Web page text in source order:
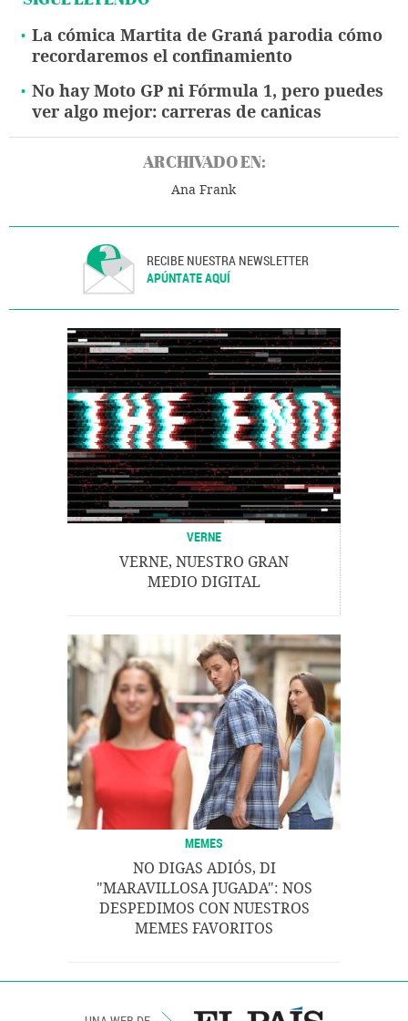
La cómica Martita de Graná parodia cómo
recordaremos el confinamiento
No hay Moto GP ni Fórmula 1, pero puedes
ver algo mejor: carreras de canicas
ARCHIVADO EN:
Ana Frank
RECIBE NUESTRA NEWSLETTER
APÚNTATE AQUÍ
VERNE
VERNE, NUESTRO GRAN
MEDIO DIGITAL
MEMES
NO DIGAS ADIÓS, DI
"MARAVILLOSA JUGADA": NOS
DESPEDIMOS CON NUESTROS
MEMES FAVORITOS